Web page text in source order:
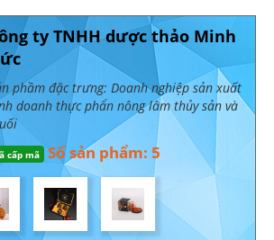
ty TNHH dược thảo Minh
phầm đặc trưng: Doanh nghiệp sản xuất
doanh thực phẩn nông lâm thủy sản và
cấp mã Số sản phẩm: 5